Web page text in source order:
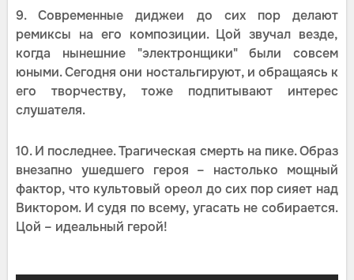
9. Современные диджеи до сих пор делают
ремиксы на его композиции. Цой звучал везде,
когда нынешние "электронщики" были совсем
юными. Сегодня они ностальгируют, и обращаясь к
его творчеству, тоже подпитывают интерес
слушателя.
10. И последнее. Трагическая смерть на пике. Образ
внезапно ушедшего героя – настолько мощный
фактор, что культовый ореол до сих пор сияет над
Виктором. И судя по всему, угасать не собирается.
Цой – идеальный герой!